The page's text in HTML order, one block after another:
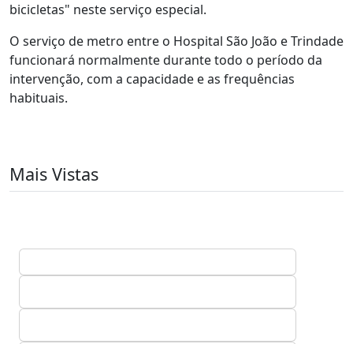
bicicletas" neste serviço especial.
O serviço de metro entre o Hospital São João e Trindade
funcionará normalmente durante todo o período da
intervenção, com a capacidade e as frequências
habituais.
Mais Vistas